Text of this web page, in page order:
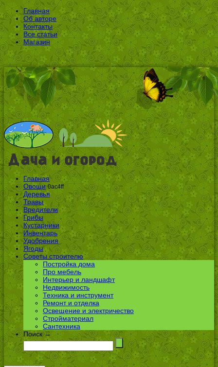
Главная
Об авторе
Контакты
Все статьи
Магазин
Главная
Овощи 0ac4ff
Деревья
Травы
Вредители
Грибы
Кустарники
Инвентарь
Удобрения
Ягоды
Советы строителю
Постройка дома
Про мебель
Интерьер и ландшафт
Недвижимость
Техника и инструмент
Ремонт и отделка
Освещение и электричество
Стройматериал
Сантехника
Поиск →